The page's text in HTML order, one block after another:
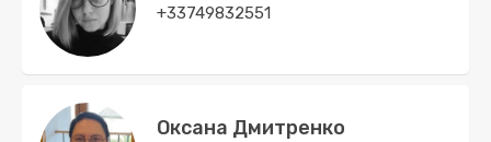
+33749832551
Оксана Дмитренко